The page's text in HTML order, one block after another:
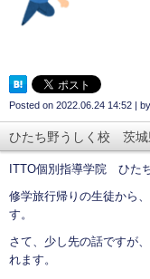
Posted on 2022.06.24 14:52 by
ひたち野うしく校 茨城
ITTO個別指導学院 ひた
修学旅行帰りの生徒から
す。
さて、少し先の話ですが
れます。